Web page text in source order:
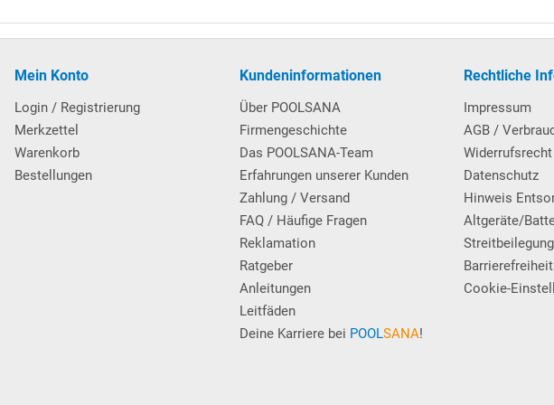
stabilem Hartkunststoff.
Aufbau Achtformbecken
V2A Edelstahl, innen und außen je 5 Kunststoff-Trittstufen
Die an der Pool-Außenseite befindlichen Leiterholme können bei Teileinbau des Pools
gekürzt werden (ggf. Entfall von Stufen). Nachdem die Schnittkanten
die verstellbaren Kunststoff-Fußteller einfach wieder aufgesteckt werden.
Mein Konto
Login / Registrierung
Merkzettel
Warenkorb
Bestellungen
Kundeninformationen
Über POOLSANA
Firmengeschichte
Das POOLSANA-Team
Erfahrungen unserer Kunden
Zahlung / Versand
FAQ / Häufige Fragen
Reklamation
Ratgeber
Anleitungen
Leitfäden
Deine Karriere bei POOLSANA!
Rechtliche
Impressum
AGB /
Widerrufsrecht
Datenschutz
Hinweis
Altgeräte/
Streitbeilegung
Barrierefreiheit
Cookie-